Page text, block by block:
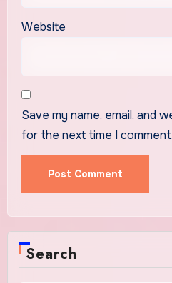
Website
Save my name, email, and
for the next time I comment.
Search